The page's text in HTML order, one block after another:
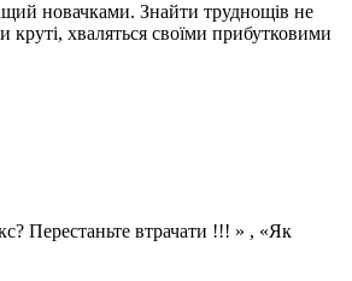
новачками. Знайти труднощів не
хваляться своїми прибутковими
Перестаньте втрачати !!! » , «Як